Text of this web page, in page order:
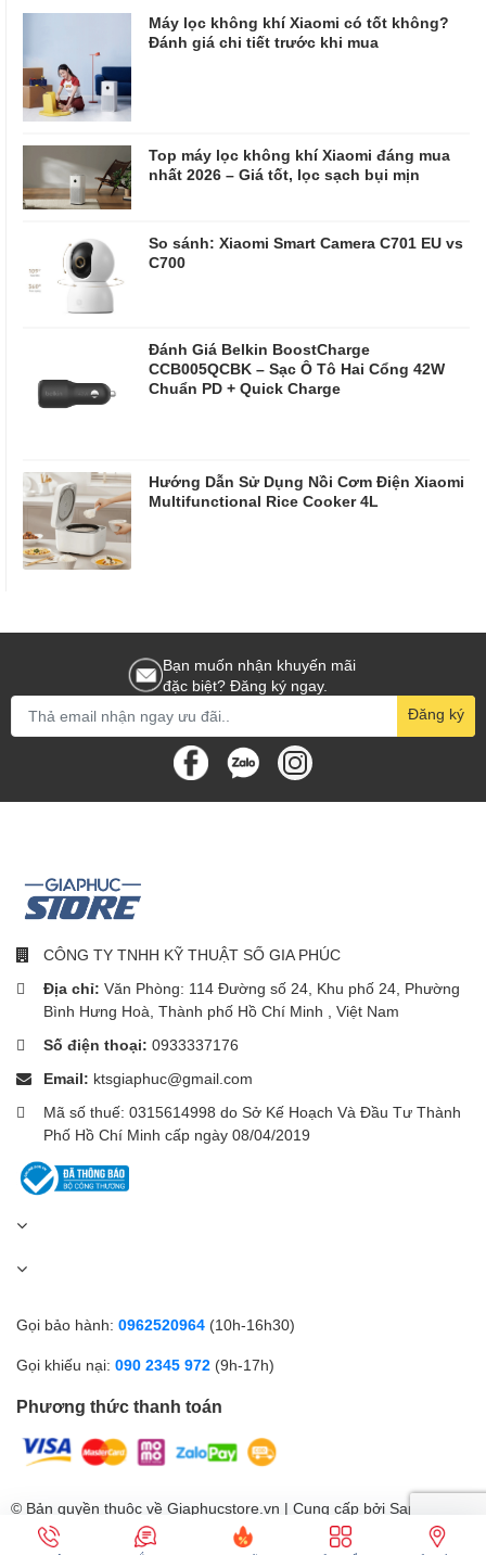
Máy lọc không khí Xiaomi có tốt không?
Đánh giá chi tiết trước khi mua
Top máy lọc không khí Xiaomi đáng mua
nhất 2026 – Giá tốt, lọc sạch bụi mịn
So sánh: Xiaomi Smart Camera C701 EU vs
C700
Đánh Giá Belkin BoostCharge
CCB005QCBK – Sạc Ô Tô Hai Cổng 42W
Chuẩn PD + Quick Charge
Hướng Dẫn Sử Dụng Nồi Cơm Điện Xiaomi
Multifunctional Rice Cooker 4L
Bạn muốn nhận khuyến mãi
đặc biệt? Đăng ký ngay.
Đăng ký
CÔNG TY TNHH KỸ THUẬT SỐ GIA PHÚC
Địa chỉ: Văn Phòng: 114 Đường số 24, Khu phố 24, Phường
Bình Hưng Hoà, Thành phố Hồ Chí Minh , Việt Nam
Số điện thoại: 0933337176
Email: ktsgiaphuc@gmail.com
Mã số thuế: 0315614998 do Sở Kế Hoạch Và Đầu Tư Thành
Phố Hồ Chí Minh cấp ngày 08/04/2019
Gọi bảo hành: 0962520964 (10h-16h30)
Gọi khiếu nại: 090 2345 972 (9h-17h)
Phương thức thanh toán
© Bản quyền thuộc về Giaphucstore.vn | Cung cấp bởi Sapo